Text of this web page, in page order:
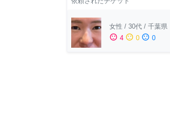
女性 / 30代 / 千葉県
sentiment_satisfied 4 sentiment_neutral 0 sentiment_dissatisfied 0